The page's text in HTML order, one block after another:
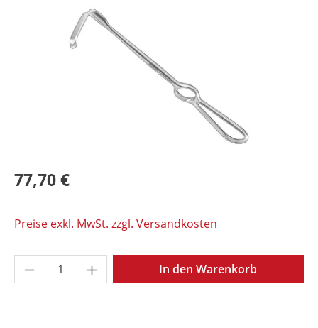
77,70 €
Preise exkl. MwSt. zzgl. Versandkosten
Produkt Anzahl: Gib den gewünschten
In den Warenkorb